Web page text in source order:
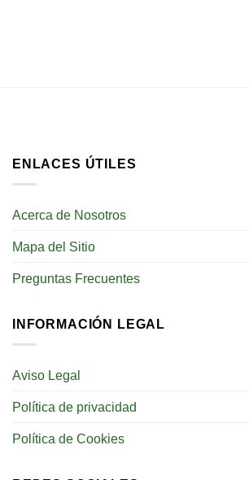
ENLACES ÚTILES
Acerca de Nosotros
Mapa del Sitio
Preguntas Frecuentes
INFORMACIÓN LEGAL
Aviso Legal
Política de privacidad
Política de Cookies